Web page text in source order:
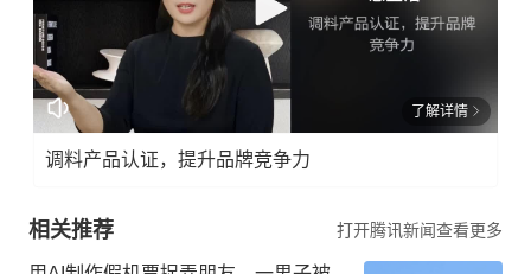
了解详情
调料产品认证，提升品牌竞争力
相关推荐 打开腾讯新闻查看更多